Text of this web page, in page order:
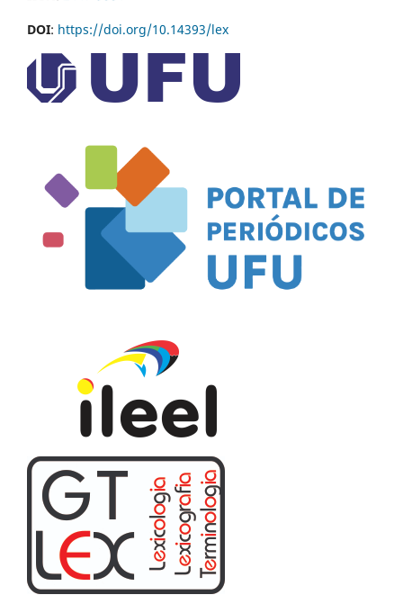
DOI: https://doi.org/10.14393/lex